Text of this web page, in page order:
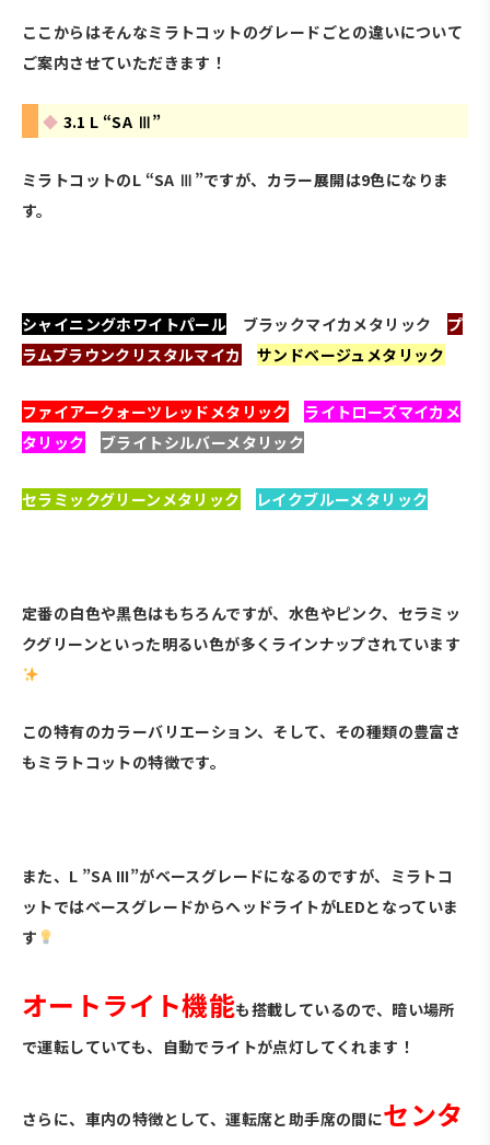
ここからはそんなミラトコットのグレードごとの違いについて
ご案内させていただきます！
3.1 L “SA Ⅲ”
ミラトコットのL “SA Ⅲ”ですが、カラー展開は9色になりま
す。
シャイニングホワイトパール ブラックマイカメタリック
プ
ラムブラウンクリスタルマイカ
・サンドベージュメタリック
ファイアークォーツレッドメタリック
ライトローズマイカメ
タリック
ブライトシルバーメタリック
セラミックグリーンメタリック レイクブルーメタリック
定番の白色や黒色はもちろんですが、水色やピンク、セラミッ
クグリーンといった明るい色が多くラインナップされています
この特有のカラーバリエーション、そして、その種類の豊富さ
もミラトコットの特徴です。
また、L ”SA III”がベースグレードになるのですが、ミラトコ
ットではベースグレードからヘッドライトがLEDとなっていま
す
オートライト機能も搭載しているので、暗い場所
で運転していても、自動でライトが点灯してくれます！
さらに、車内の特徴として、運転席と助手席の間にセンタ